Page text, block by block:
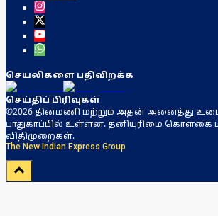
செயலிகளை பதிவிறக்க
செய்திப் பிரிவுகள்
©2026 தினமணி மற்றும் அதன் அனைத்து
பாதுகாப்பில் உள்ளன. தனியுரிமை கொள்கை
விதிமுறைகள்.
The New Indian Express Group